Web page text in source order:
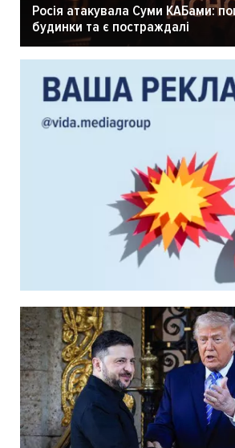
Росія атакувала Суми КАБами:
будинки та є постраждалі